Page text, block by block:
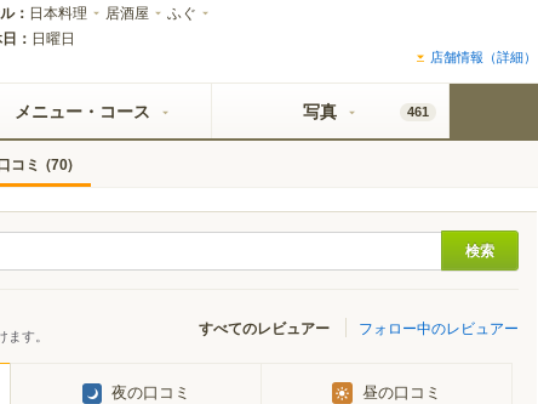
： 日本料理 居酒屋 ふぐ
： 日曜日
店舗情報（詳細）
メニュー・コース 写真 461
コミ (70)
す。
すべてのレビュアー フォロー中のレビュアー
夜の口コミ 昼の口コミ